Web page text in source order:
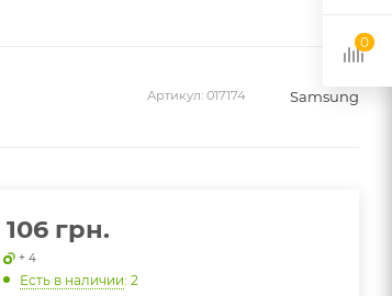
Артикул: 017174 Samsung
106грн.
+ 4
Есть в наличии: 2
0